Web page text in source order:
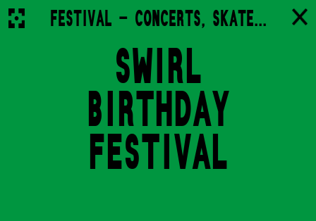
FESTIVAL - CONCERTS, SKATE...
SWIRL
BIRTHDAY
FESTIVAL